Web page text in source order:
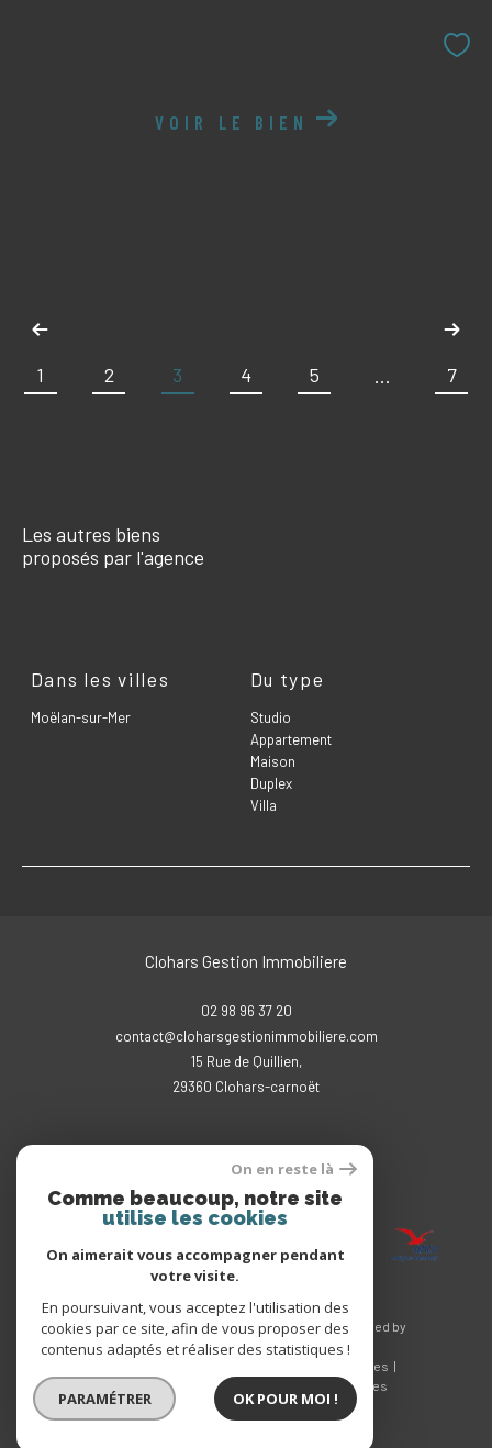
VOIR LE BIEN
1 2 3 4 5 ... 7
Les autres biens
proposés par l'agence
Dans les villes
Moëlan-sur-Mer
Du type
Studio
Appartement
Maison
Duplex
Villa
Clohars Gestion Immobiliere
02 98 96 37 20
contact@cloharsgestionimmobiliere.com
15 Rue de Quillien,
29360
clohars-carnoët
Adhérents
© 2026 | Tous droits réservés | Traduction powered by
Google |
Mentions légales
Nos liens Cookies
On en reste là
Comme beaucoup, notre site
utilise les cookies
On aimerait vous accompagner pendant
votre visite.
En poursuivant, vous acceptez l'utilisation des
cookies par ce site, afin de vous proposer des
contenus adaptés et réaliser des statistiques !
PARAMÉTRER OK POUR MOI !